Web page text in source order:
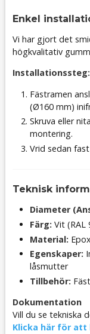
Enkel
Vi har gjort det
högkvalitativ
Installationssteg:
Fästramen
(Ø160 mm)
Skruva eller
montering.
Vrid sedan
Teknisk
Diameter
Färg: Vit (RAL
Material:
Egenskaper:
låsmutter
Tillbehör:
Dokumentation
Vill du se tekniska
Klicka här för att